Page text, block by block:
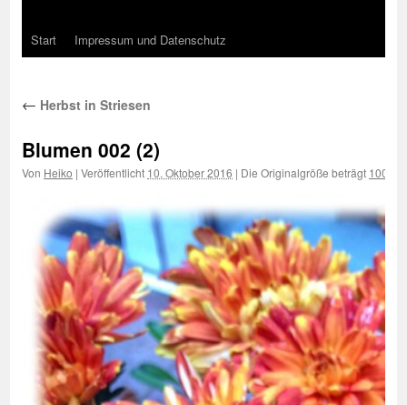
Start Impressum und Datenschutz
← Herbst in Striesen
Blumen 002 (2)
Von Heiko | Veröffentlicht 10. Oktober 2016 | Die Originalgröße beträgt 1000 ×